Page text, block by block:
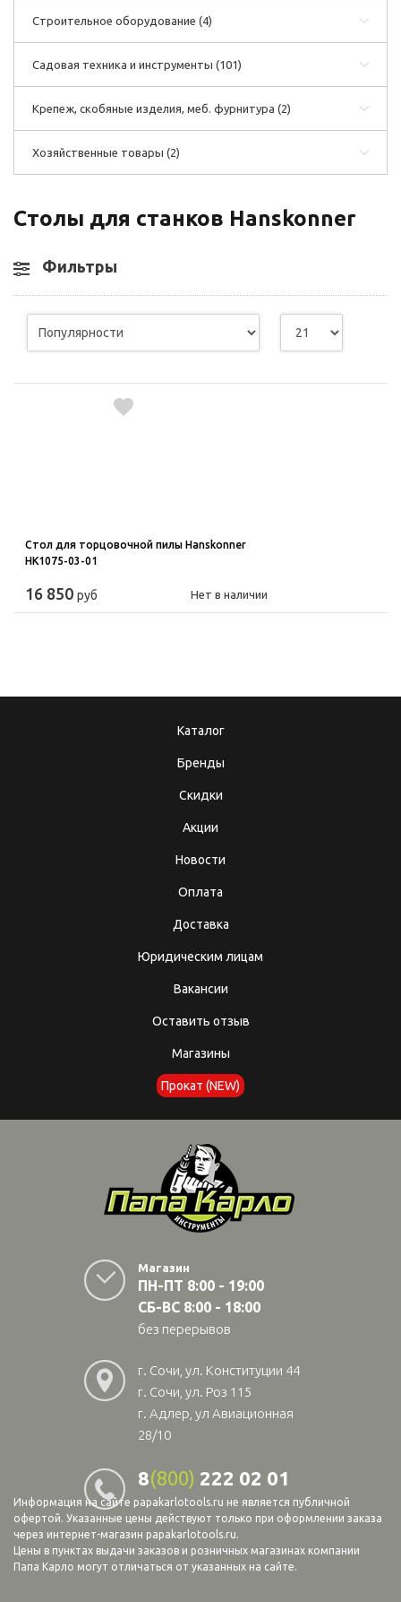
Строительное оборудование (4)
Садовая техника и инструменты (101)
Крепеж, скобяные изделия, меб. фурнитура (2)
Хозяйственные товары (2)
Столы для станков Hanskonner
Фильтры
Стол для торцовочной пилы Hanskonner
HK1075-03-01
16 850 руб Нет в наличии
Каталог
Бренды
Скидки
Акции
Новости
Оплата
Доставка
Юридическим лицам
Вакансии
Оставить отзыв
Магазины
Прокат (NEW)
Магазин
ПН-ПТ 8:00 - 19:00
СБ-ВС 8:00 - 18:00
без перерывов
г. Сочи, ул. Конституции 44
г. Сочи, ул. Роз 115
г. Адлер, ул Авиационная
28/10
8(800) 222 02 01
Информация на сайте papakarlotools.ru не является публичной
офертой. Указанные цены действуют только при оформлении заказа
через интернет-магазин papakarlotools.ru.
Цены в пунктах выдачи заказов и розничных магазинах компании
Папа Карло могут отличаться от указанных на сайте.